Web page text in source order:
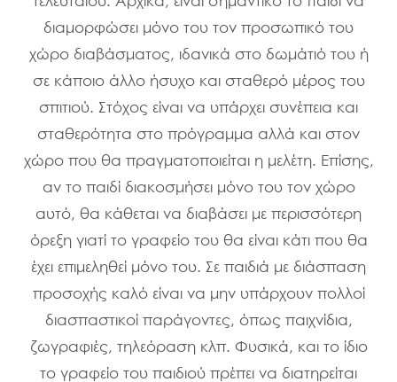
διαμορφώσει μόνο του τον προσωπικό του
χώρο διαβάσματος, ιδανικά στο δωμάτιό του ή
σε κάποιο άλλο ήσυχο και σταθερό μέρος του
σπιτιού. Στόχος είναι να υπάρχει συνέπεια και
σταθερότητα στο πρόγραμμα αλλά και στον
χώρο που θα πραγματοποιείται η μελέτη. Επίσης,
αν το παιδί διακοσμήσει μόνο του τον χώρο
αυτό, θα κάθεται να διαβάσει με περισσότερη
όρεξη γιατί το γραφείο του θα είναι κάτι που θα
έχει επιμεληθεί μόνο του. Σε παιδιά με διάσπαση
προσοχής καλό είναι να μην υπάρχουν πολλοί
διασπαστικοί παράγοντες, όπως παιχνίδια,
ζωγραφιές, τηλεόραση κλπ. Φυσικά, και το ίδιο
το γραφείο του παιδιού πρέπει να διατηρείται